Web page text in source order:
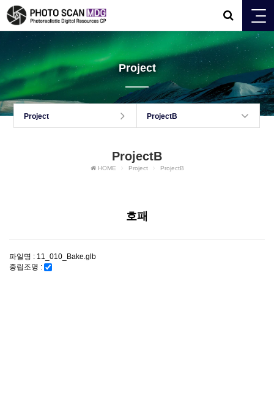
Project
Project ProjectB
ProjectB
HOME Project ProjectB
호패
파일명 : 11_010_Bake.glb
중립조명 :